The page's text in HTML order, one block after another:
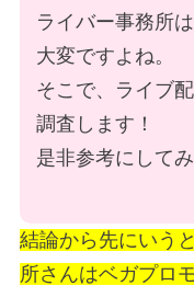
ライバー事務所
大変ですよね。
そこで、ライブ
調査します！
是非参考にして
結論から先にいう
所さんはベガプロ